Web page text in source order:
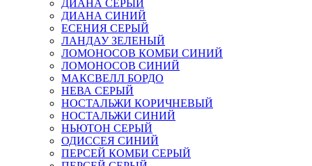
ДИАНА СЕРЫЙ
ДИАНА СИНИЙ
ЕСЕНИЯ СЕРЫЙ
ЛАНДАУ ЗЕЛЕНЫЙ
ЛОМОНОСОВ КОМБИ СИНИЙ
ЛОМОНОСОВ СИНИЙ
МАКСВЕЛЛ БОРДО
НЕВА СЕРЫЙ
НОСТАЛЬЖИ КОРИЧНЕВЫЙ
НОСТАЛЬЖИ СИНИЙ
НЬЮТОН СЕРЫЙ
ОДИССЕЯ СИНИЙ
ПЕРСЕЙ КОМБИ СЕРЫЙ